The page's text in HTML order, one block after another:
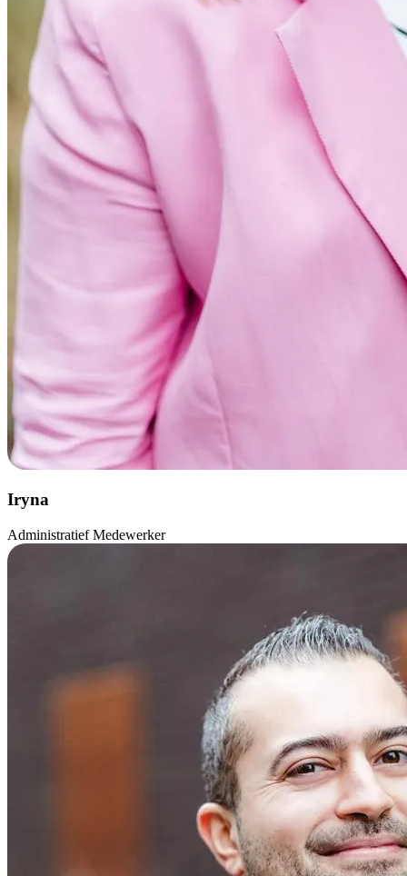
Iryna
Administratief Medewerker